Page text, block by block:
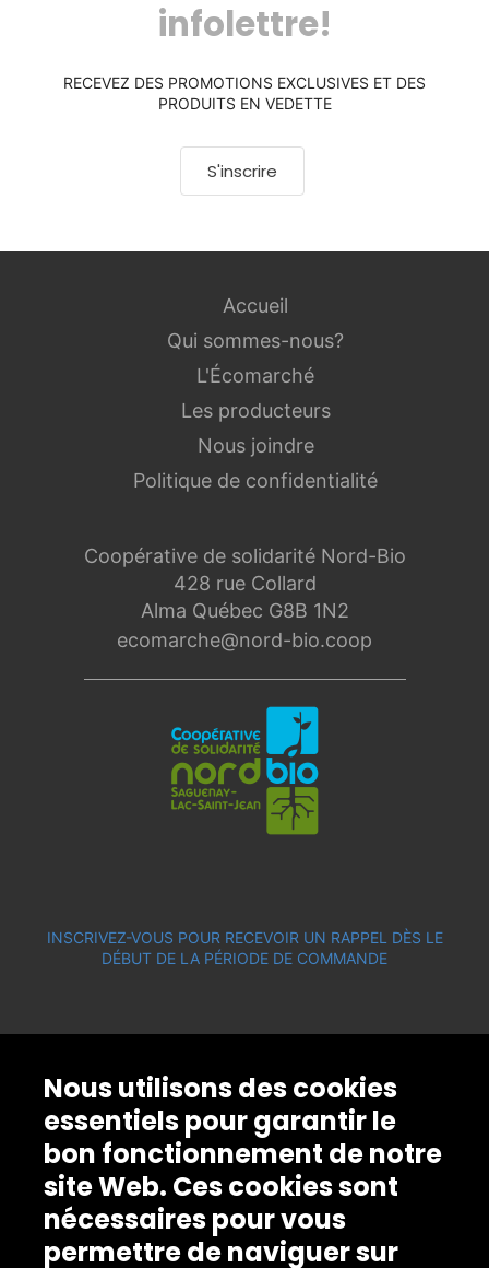
infolettre!
RECEVEZ DES PROMOTIONS EXCLUSIVES ET DES
PRODUITS EN VEDETTE
S'inscrire
Coopérative de solidarité Nord-Bio
428 rue Collard
Alma Québec G8B 1N2
ecomarche@nord-bio.coop
Accueil
Qui sommes-nous?
L'Écomarché
Les producteurs
Nous joindre
Politique de confidentialité
INSCRIVEZ-VOUS POUR RECEVOIR UN RAPPEL DÈS LE
DÉBUT DE LA PÉRIODE DE COMMANDE
Nous utilisons des cookies
essentiels pour garantir le
bon fonctionnement de notre
site Web. Ces cookies sont
nécessaires pour vous
permettre de naviguer sur